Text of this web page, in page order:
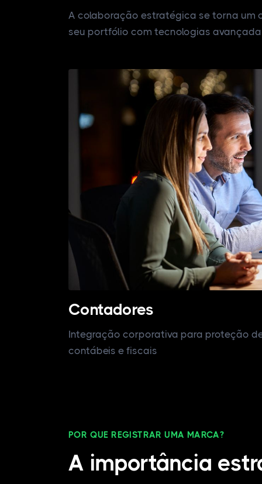
A colaboração estratégica se torna um
seu portfólio com tecnologias
Contadores
Integração corporativa para proteção
contábeis e fiscais
POR QUE REGISTRAR UMA MARCA?
A importância